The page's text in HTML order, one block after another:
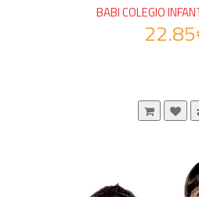
BABI COLEGIO